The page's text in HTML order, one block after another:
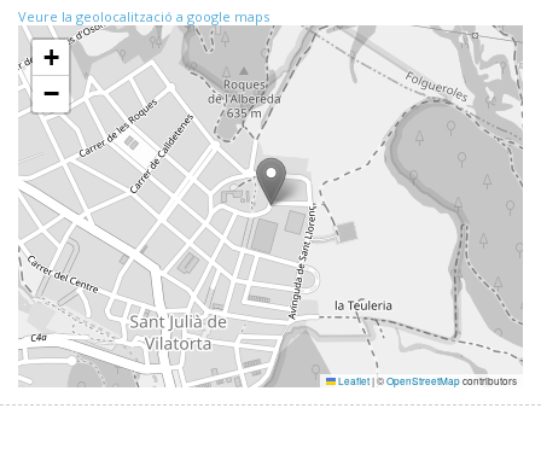
Veure la geolocalització a google maps
+
−
Leaflet|©OpenStreetMapcontributors